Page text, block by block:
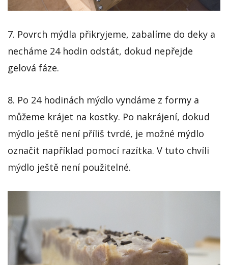
7. Povrch mýdla přikryjeme, zabalíme do deky a
necháme 24 hodin odstát, dokud nepřejde
gelová fáze.
8. Po 24 hodinách mýdlo vyndáme z formy a
můžeme krájet na kostky. Po nakrájení, dokud
mýdlo ještě není příliš tvrdé, je možné mýdlo
označit například pomocí razítka. V tuto chvíli
mýdlo ještě není použitelné.